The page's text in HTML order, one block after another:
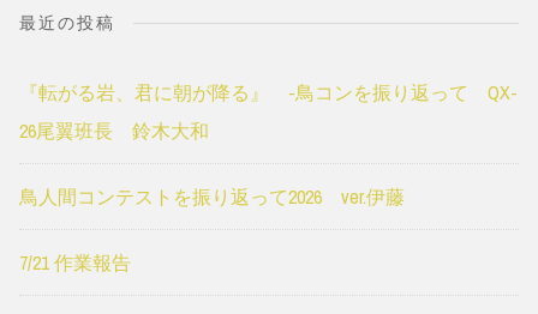
最近の投稿
『転がる岩、君に朝が降る』 -鳥コンを振り返って QX-
26尾翼班長 鈴木大和
鳥人間コンテストを振り返って2026 ver.伊藤
7/21 作業報告